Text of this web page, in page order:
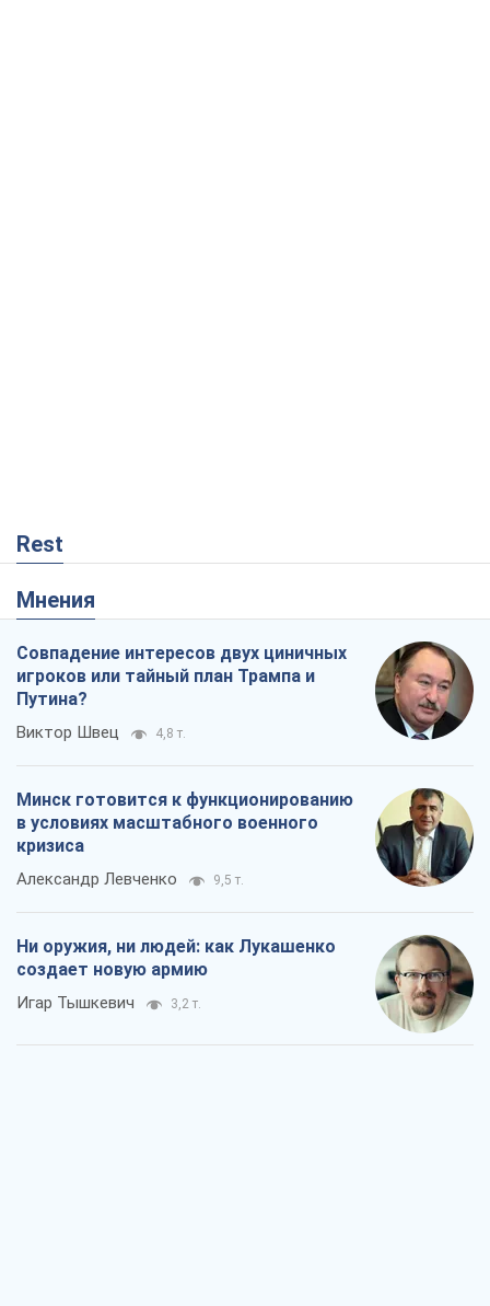
Rest
Мнения
Совпадение интересов двух циничных
игроков или тайный план Трампа и
Путина?
Виктор Швец 4,8 т.
Минск готовится к функционированию
в условиях масштабного военного
кризиса
Александр Левченко 9,5 т.
Ни оружия, ни людей: как Лукашенко
создает новую армию
Игар Тышкевич 3,2 т.